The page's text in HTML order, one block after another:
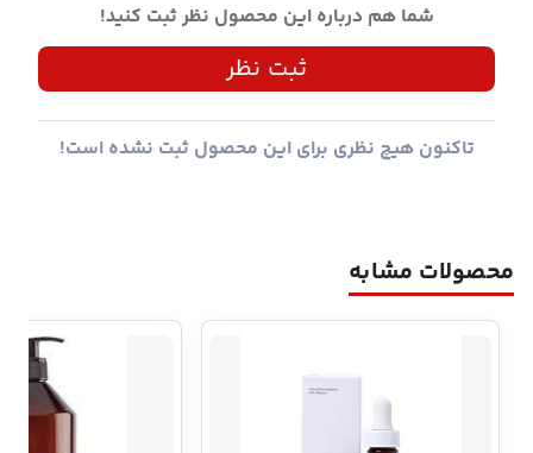
شما هم درباره این محصول نظر ثبت کنید!
ثبت نظر
تاکنون هیچ نظری برای این محصول ثبت نشده است!
محصولات مشابه